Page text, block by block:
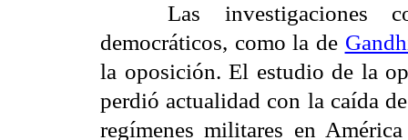
Las investigaciones
democráticos, como la de
la oposición. El estudio de la
perdió actualidad con la caída
regímenes militares en